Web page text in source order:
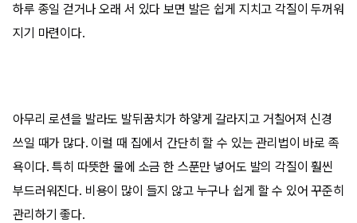
하루 종일 걷거나 오래 서 있다 보면 발은 쉽게 지치고 각질이 두꺼워
지기 마련이다.
아무리 로션을 발라도 발뒤꿈치가 하얗게 갈라지고 거칠어져 신경
쓰일 때가 많다. 이럴 때 집에서 간단히 할 수 있는 관리법이 바로 족
욕이다. 특히 따뜻한 물에 소금 한 스푼만 넣어도 발의 각질이 훨씬
부드러워진다. 비용이 많이 들지 않고 누구나 쉽게 할 수 있어 꾸준히
관리하기 좋다.